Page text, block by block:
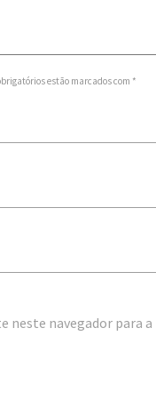
estão marcados com *
neste navegador para